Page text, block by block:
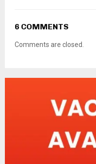
6 COMMENTS
Comments are closed.